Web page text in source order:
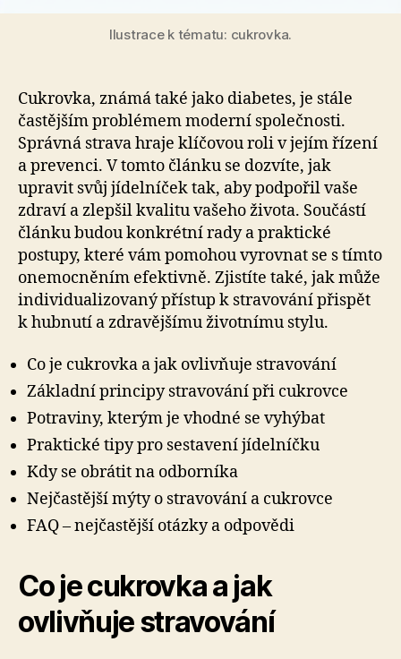
Ilustrace k tématu: cukrovka.
Cukrovka, známá také jako diabetes, je stále
častějším problémem moderní společnosti.
Správná strava hraje klíčovou roli v jejím řízení
a prevenci. V tomto článku se dozvíte, jak
upravit svůj jídelníček tak, aby podpořil vaše
zdraví a zlepšil kvalitu vašeho života. Součástí
článku budou konkrétní rady a praktické
postupy, které vám pomohou vyrovnat se s tímto
onemocněním efektivně. Zjistíte také, jak může
individualizovaný přístup k stravování přispět
k hubnutí a zdravějšímu životnímu stylu.
Co je cukrovka a jak ovlivňuje stravování
Základní principy stravování při cukrovce
Potraviny, kterým je vhodné se vyhýbat
Praktické tipy pro sestavení jídelníčku
Kdy se obrátit na odborníka
Nejčastější mýty o stravování a cukrovce
FAQ – nejčastější otázky a odpovědi
Co je cukrovka a jak
ovlivňuje stravování